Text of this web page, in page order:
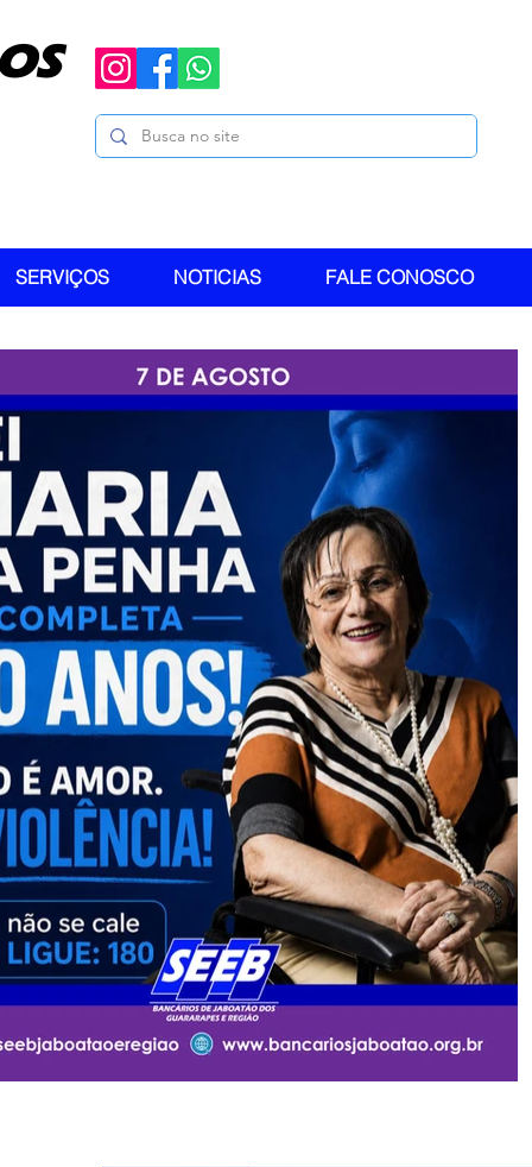
SERVIÇOS NOTICIAS FALE CONOSCO